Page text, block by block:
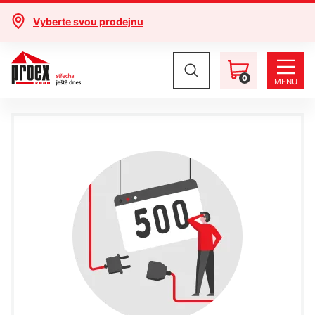
Vyberte svou prodejnu
0 MENU